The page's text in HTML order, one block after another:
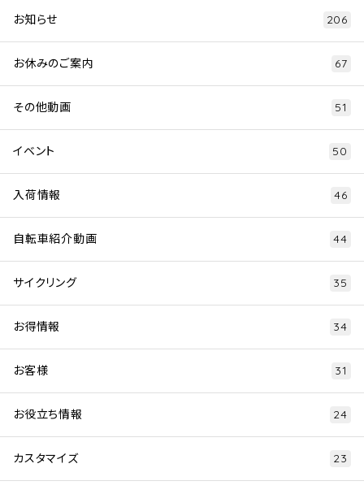
お知らせ 206
お休みのご案内 67
その他動画 51
イベント 50
入荷情報 46
自転車紹介動画 44
サイクリング 35
お得情報 34
お客様 31
お役立ち情報 24
カスタマイズ 23